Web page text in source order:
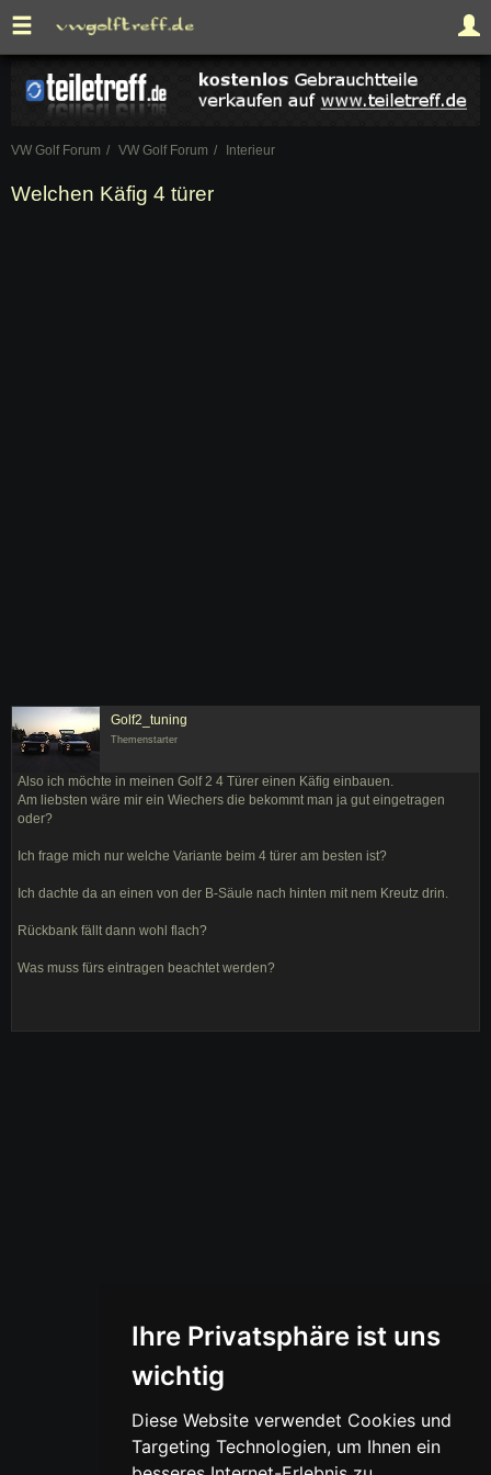
Ihre Privatsphäre ist uns
wichtig
Diese Website verwendet Cookies und
Targeting Technologien, um Ihnen ein
VW Golf Forum VW Golf Forum Interieur
Welchen Käfig 4 türer
Golf2_tuning
Themenstarter
Also ich möchte in meinen Golf 2 4 Türer einen Käfig einbauen.
Am liebsten wäre mir ein Wiechers die bekommt man ja gut eingetragen
oder?
Ich frage mich nur welche Variante beim 4 türer am besten ist?
Ich dachte da an einen von der B-Säule nach hinten mit nem Kreutz drin.
Rückbank fällt dann wohl flach?
Was muss fürs eintragen beachtet werden?